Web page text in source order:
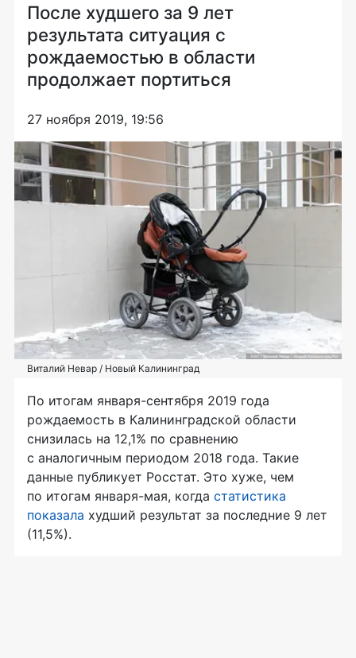
После худшего за 9 лет
результата ситуация с
рождаемостью в области
продолжает портиться
27 ноября 2019, 19:56
Виталий Невар / Новый Калининград
По итогам января-сентября 2019 года
рождаемость в Калининградской области
снизилась на 12,1% по сравнению
с аналогичным периодом 2018 года. Такие
данные публикует Росстат. Это хуже, чем
по итогам января-мая, когда статистика
показала худший результат за последние 9 лет
(11,5%).